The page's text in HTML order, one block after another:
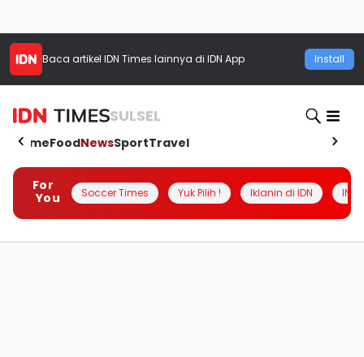
Baca artikel IDN Times lainnya di IDN App Install
SULSEL
HomeFoodNewsSportTravel
For
You
Soccer Times Yuk Pilih ! Iklanin di IDN